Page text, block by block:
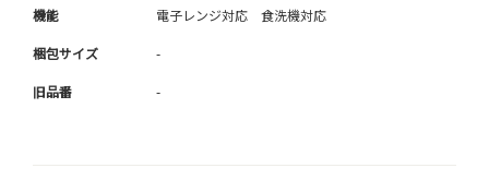
機能 電子レンジ対応 食洗機対応
梱包サイズ -
旧品番 -